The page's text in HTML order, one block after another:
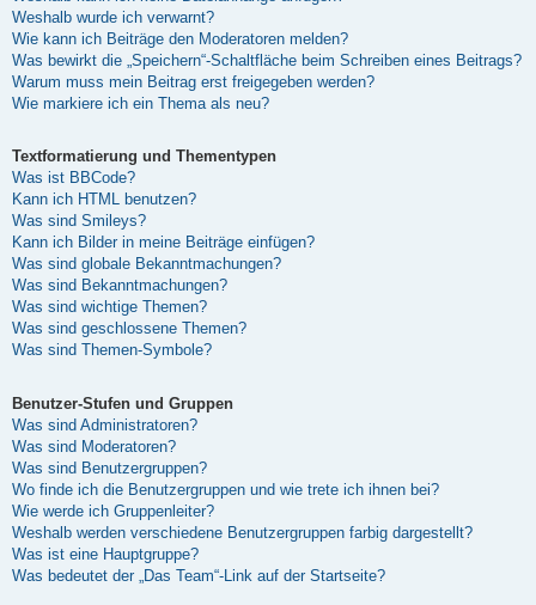
Weshalb wurde ich verwarnt?
Wie kann ich Beiträge den Moderatoren melden?
Was bewirkt die „Speichern“-Schaltfläche beim Schreiben eines Beitrags?
Warum muss mein Beitrag erst freigegeben werden?
Wie markiere ich ein Thema als neu?
Textformatierung und Thementypen
Was ist BBCode?
Kann ich HTML benutzen?
Was sind Smileys?
Kann ich Bilder in meine Beiträge einfügen?
Was sind globale Bekanntmachungen?
Was sind Bekanntmachungen?
Was sind wichtige Themen?
Was sind geschlossene Themen?
Was sind Themen-Symbole?
Benutzer-Stufen und Gruppen
Was sind Administratoren?
Was sind Moderatoren?
Was sind Benutzergruppen?
Wo finde ich die Benutzergruppen und wie trete ich ihnen bei?
Wie werde ich Gruppenleiter?
Weshalb werden verschiedene Benutzergruppen farbig dargestellt?
Was ist eine Hauptgruppe?
Was bedeutet der „Das Team“-Link auf der Startseite?